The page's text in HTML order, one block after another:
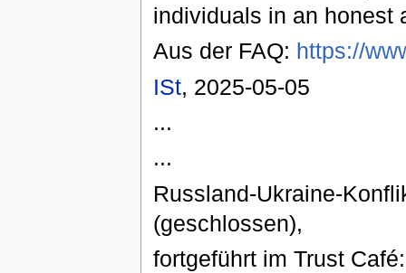
individuals in an honest
Aus der FAQ: https://
ISt, 2025-05-05
...
...
Russland-Ukraine-
(geschlossen),
fortgeführt im Trust Café: